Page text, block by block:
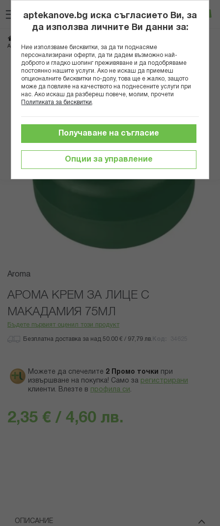
към
съдържанието
Вход
АРОМА КРЕМ ЗА ЛИЦЕ С МАКАДАМИЯ 75МЛ
Преминете
края
Преминете
началото
галерия
със
Aroma
АРОМА КРЕМ ЗА ЛИЦЕ С
МАКАДАМИЯ 75МЛ
Бъдете първият оценил този продукт
Безплатна доставка за над 50.00 € / 97,79 лв.
Можете да спечелите 2 Промо точки
при
извършване на покупка! Само за регистрирани
клиенти. Влезте в профила си .
2,35 € / 4,60 лв.
ОПИСАНИЕ
aptekanove.bg иска съгласието Ви, за
да използва личните Ви данни за:
Ние използваме бисквитки, за да ти поднасяме
персонализирани оферти, да ти дадем възможно най-
доброто и гладко шопинг преживяване и да подобряваме
постоянно нашите услуги. Ако не искаш да приемеш
опционалните бисквитки по-долу, това ще е жалко, защото
може да повлияе на качеството на поднесените услуги при
нас. Ако искаш да разбереш повече, молим, прочети
Политиката за бисквитки
Опции за управление
Получаване на съгласие